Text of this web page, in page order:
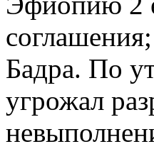
Бадра. По
угрожал